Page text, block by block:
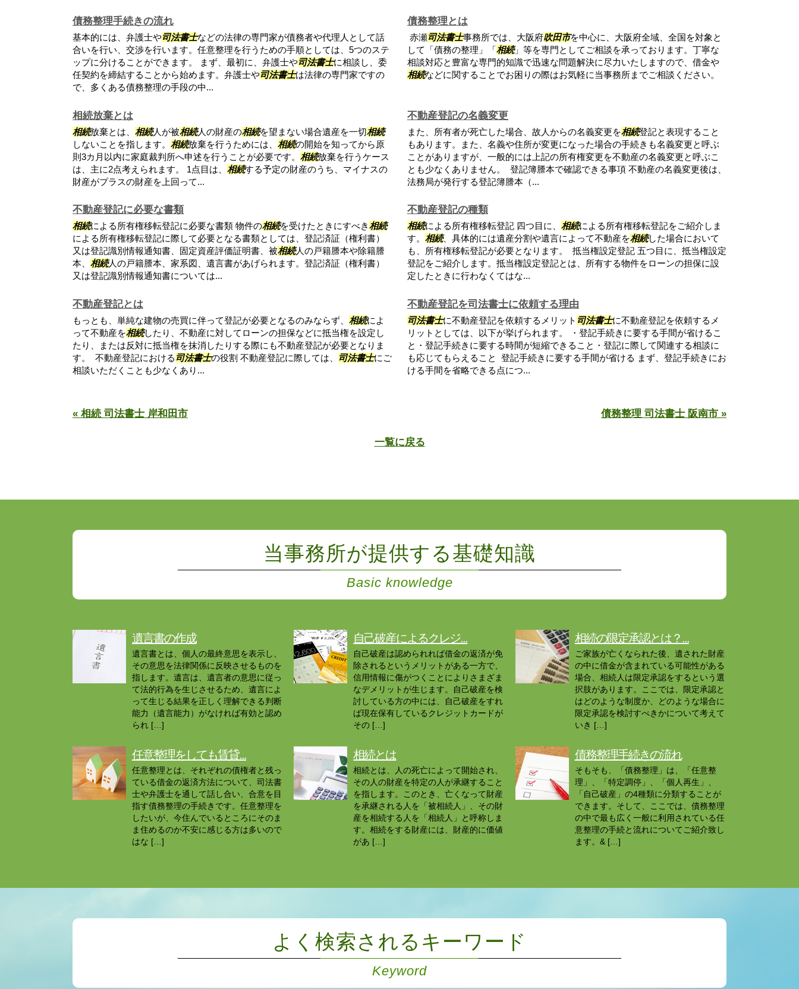
債務整理手続きの流れ
基本的には、弁護士や司法書士などの法律の専門家が債務者や代理人として話
合いを行い、交渉を行います。任意整理を行うための手順としては、5つのステ
ップに分けることができます。 まず、最初に、弁護士や司法書士に相談し、委
任契約を締結することから始めます。弁護士や司法書士は法律の専門家ですの
で、多くある債務整理の手段の中...
債務整理とは
赤瀬司法書士事務所では、大阪府吹田市を中心に、大阪府全域、全国を対象と
して「債務の整理」「相続」等を専門としてご相談を承っております。丁寧な
相談対応と豊富な専門的知識で迅速な問題解決に尽力いたしますので、借金や
相続などに関することでお困りの際はお気軽に当事務所までご相談ください。
相続放棄とは
相続放棄とは、 相続人が被相続人の財産の相続を望まない場合遺産を一切相続
しないことを指します。 相続放棄を行うためには、 相続の開始を知ってから原
則3カ月以内に家庭裁判所へ申述を行うことが必要です。 相続放棄を行うケース
は、主に2点考えられます。 1点目は、 相続する予定の財産のうち、マイナスの
財産がプラスの財産を上回って...
不動産登記の名義変更
また、所有者が死亡した場合、故人からの名義変更を相続登記と表現すること
もあります。また、名義や住所が変更になった場合の手続きも名義変更と呼ぶ
ことがありますが、一般的には上記の所有権変更を不動産の名義変更と呼ぶこ
とも少なくありません。 登記簿謄本で確認できる事項 不動産の名義変更後は、
法務局が発行する登記簿謄本（...
不動産登記に必要な書類
相続による所有権移転登記に必要な書類 物件の相続を受けたときにすべき相続
による所有権移転登記に際して必要となる書類としては、登記済証（権利書）
又は登記識別情報通知書、固定資産評価証明書、被相続人の戸籍謄本や除籍謄
本、 相続人の戸籍謄本、家系図、遺言書があげられます。登記済証（権利書）
又は登記識別情報通知書については...
不動産登記の種類
相続による所有権移転登記 四つ目に、 相続による所有権移転登記をご紹介しま
す。 相続、具体的には遺産分割や遺言によって不動産を相続した場合において
も、所有権移転登記が必要となります。 抵当権設定登記 五つ目に、抵当権設定
登記をご紹介します。抵当権設定登記とは、所有する物件をローンの担保に設
定したときに行わなくてはな...
不動産登記とは
もっとも、単純な建物の売買に伴って登記が必要となるのみならず、 相続によ
って不動産を相続したり、不動産に対してローンの担保などに抵当権を設定し
たり、または反対に抵当権を抹消したりする際にも不動産登記が必要となりま
す。 不動産登記における 司法書士の役割 不動産登記に際しては、 司法書士にご
相談いただくことも少なくあり...
不動産登記を司法書士に依頼する理由
司法書士に不動産登記を依頼するメリット 司法書士に不動産登記を依頼するメ
リットとしては、以下が挙げられます。 ・登記手続きに要する手間が省けるこ
と・登記手続きに要する時間が短縮できること・登記に際して関連する相談に
も応じてもらえること 登記手続きに要する手間が省ける まず、登記手続きにお
ける手間を省略できる点につ...
« 相続 司法書士 岸和田市 債務整理 司法書士 阪南市 »
一覧に戻る
当事務所が提供する基礎知識
Basic knowledge
遺言書の作成
遺言書とは、個人の最終意思を表示し、
その意思を法律関係に反映させるものを
指します。遺言は、遺言者の意思に従っ
て法的行為を生じさせるため、遺言によ
って生じる結果を正しく理解できる判断
能力（遺言能力）がなければ有効と認め
られ […]
自己破産によるクレジ...
自己破産は認められれば借金の返済が免
除されるというメリットがある一方で、
信用情報に傷がつくことによりさまざま
なデメリットが生じます。自己破産を検
討している方の中には、自己破産をすれ
ば現在保有しているクレジットカードが
その […]
相続の限定承認とは？...
ご家族が亡くなられた後、遺された財産
の中に借金が含まれている可能性がある
場合、相続人は限定承認をするという選
択肢があります。ここでは、限定承認と
はどのような制度か、どのような場合に
限定承認を検討すべきかについて考えて
いき […]
任意整理をしても賃貸...
任意整理とは、それぞれの債権者と残っ
ている借金の返済方法について、司法書
士や弁護士を通して話し合い、合意を目
指す債務整理の手続きです。任意整理を
したいが、今住んでいるところにそのま
ま住めるのか不安に感じる方は多いので
はな […]
相続とは
相続とは、人の死亡によって開始され、
その人の財産を特定の人が承継すること
を指します。このとき、亡くなって財産
を承継される人を「被相続人」、その財
産を相続する人を「相続人」と呼称しま
す。相続をする財産には、財産的に価値
があ […]
債務整理手続きの流れ
そもそも、「債務整理」は、「任意整
理」、「特定調停」、「個人再生」、
「自己破産」の4種類に分類することが
できます。そして、ここでは、債務整理
の中で最も広く一般に利用されている任
意整理の手続と流れについてご紹介致し
ます。& […]
よく検索されるキーワード
Keyword